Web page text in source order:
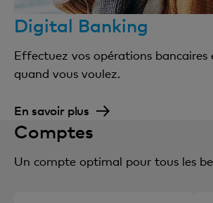
Digital Banking
Effectuez vos opérations bancaires
quand vous voulez.
En savoir plus
Comptes
Un compte optimal pour tous les